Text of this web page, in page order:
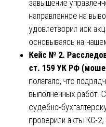
завышение
направленное на
удовлетворил иск
основываясь на
Кейс № 2.
ст. 159 УК РФ
полагало, что
выполненных работ.
судебно-
проверили акты КС-2,